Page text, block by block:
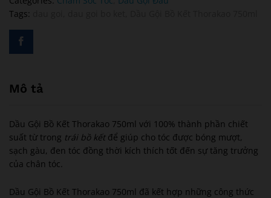
Tags:
Mô tả
Dầu Gội Bồ Kết Thorakao 750ml với 100% thành phần chiết
suất từ trong trái bồ kết để giúp cho tóc được bóng mượt,
sạch gàu, đen tóc đồng thời kích thích tốt đến sự tăng trưởng
của chân tóc.
Dầu Gội Bồ Kết Thorakao 750ml đã kết hợp những công thức